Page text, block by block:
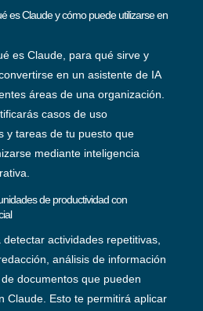
es Claude y cómo puede utilizarse en
es Claude, para qué sirve y
en un asistente de IA
áreas de una organización.
casos de uso
y tareas de tu puesto que
mediante inteligencia
de productividad con
detectar actividades repetitivas,
análisis de información
documentos que pueden
Claude. Esto te permitirá aplicar